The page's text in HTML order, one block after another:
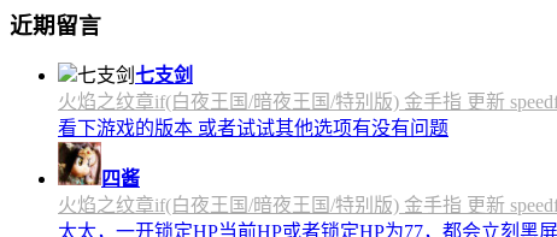
近期留言
七支剑
火焰之纹章if(白夜王国/暗夜王国/特别版) 金手指 更新
看下游戏的版本 或者试试其他选项有没有问题
四酱
火焰之纹章if(白夜王国/暗夜王国/特别版) 金手指 更新
太太，一开锁定HP当前HP或者锁定HP为77，都会立刻黑